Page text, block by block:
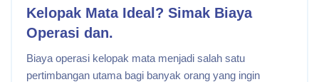
Kelopak Mata Ideal? Simak Biaya
Operasi dan.
Biaya operasi kelopak mata menjadi salah satu
pertimbangan utama bagi banyak orang yang ingin